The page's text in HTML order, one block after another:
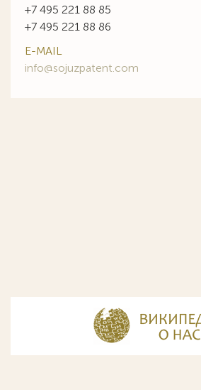
+7 495 221 88 85
+7 495 221 88 86
E-MAIL
info@sojuzpatent.com